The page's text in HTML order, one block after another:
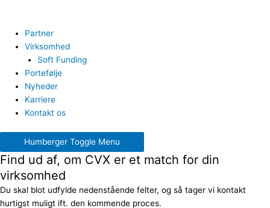
Partner
Virksomhed
Soft Funding
Portefølje
Nyheder
Karriere
Kontakt os
Humberger Toggle Menu
Find ud af, om CVX er et match for din
virksomhed
Du skal blot udfylde nedenstående felter, og så tager vi kontakt
hurtigst muligt ift. den kommende proces.